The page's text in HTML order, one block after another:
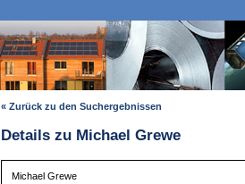
« Zurück zu den Suchergebnissen
Details zu Michael Grewe
Michael Grewe